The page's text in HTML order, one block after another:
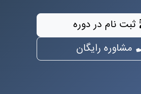
ثبت نام در دوره
مشاوره رایگان